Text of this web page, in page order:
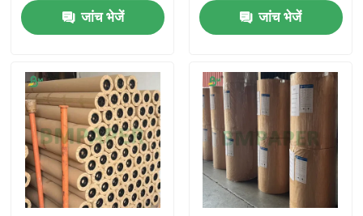
होम
उत्पाद
हमारे बारे में
जांच भेजें जांच भेजें